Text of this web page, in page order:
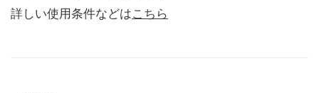
詳しい使用条件などはこちら